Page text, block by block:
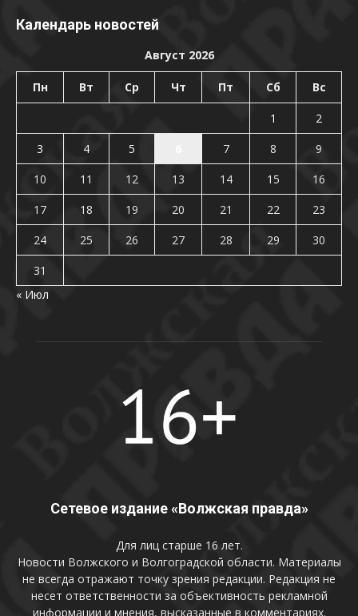
Календарь новостей
Август 2026
Пн Вт Ср Чт Пт Сб Вс
1
2
3
4 5 7 8
9
10
11 12 13 14 15
16
17
18 19 20 21 22
23
24
25 26 27 28 29
30
31
« Июл
Сетевое издание «Волжская правда»
Для лиц старше 16 лет.
Новости Волжского и Волгоградской области. Материалы
не всегда отражают точку зрения редакции. Редакция не
несет ответственности за объективность рекламной
информации и мнения, высказанные в комментариях.